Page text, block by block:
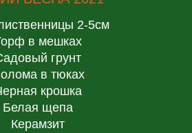
2-5см
в мешках
грунт
в тюках
крошка
Белая щепа
Керамзит